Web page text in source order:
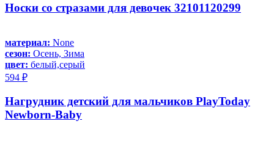
Носки со стразами для девочек 32101120299
материал: None
сезон: Осень, Зима
цвет: белый,серый
594 ₽
Нагрудник детский для мальчиков PlayToday
Newborn-Baby